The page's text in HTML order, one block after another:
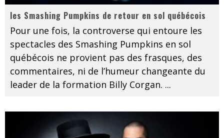
les Smashing Pumpkins de retour en sol québécois
Pour une fois, la controverse qui entoure les
spectacles des Smashing Pumpkins en sol
québécois ne provient pas des frasques, des
commentaires, ni de l’humeur changeante du
leader de la formation Billy Corgan. ...